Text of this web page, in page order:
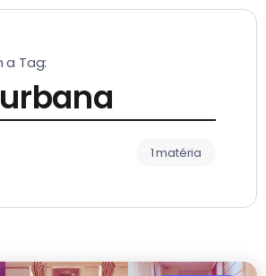
a Tag:
1 matéria